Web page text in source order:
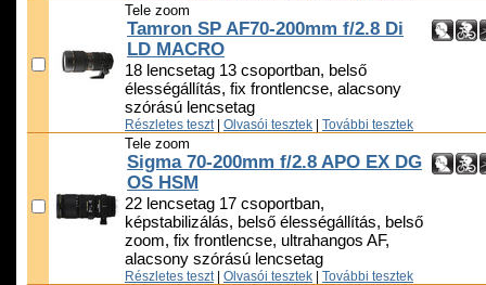
Tele zoom
Tamron SP AF70-200mm f/2.8 Di
LD MACRO
18 lencsetag 13 csoportban, belső
élességállítás, fix frontlencse, alacsony
szórású lencsetag
Részletes teszt Olvasói tesztek További tesztek
Tele zoom
Sigma 70-200mm f/2.8 APO EX DG
OS HSM
22 lencsetag 17 csoportban,
képstabilizálás, belső élességállítás, belső
zoom, fix frontlencse, ultrahangos AF,
alacsony szórású lencsetag
Részletes teszt Olvasói tesztek További tesztek